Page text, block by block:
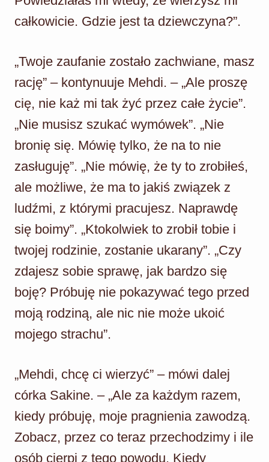
całkowicie. Gdzie jest ta dziewczyna?”.
„Twoje zaufanie zostało zachwiane, masz
rację” – kontynuuje Mehdi. – „Ale proszę
cię, nie każ mi tak żyć przez całe życie”.
„Nie musisz szukać wymówek”. „Nie
bronię się. Mówię tylko, że na to nie
zasługuję”. „Nie mówię, że ty to zrobiłeś,
ale możliwe, że ma to jakiś związek z
ludźmi, z którymi pracujesz. Naprawdę
się boimy”. „Ktokolwiek to zrobił tobie i
twojej rodzinie, zostanie ukarany”. „Czy
zdajesz sobie sprawę, jak bardzo się
boję? Próbuję nie pokazywać tego przed
moją rodziną, ale nic nie może ukoić
mojego strachu”.
„Mehdi, chcę ci wierzyć” – mówi dalej
córka Sakine. – „Ale za każdym razem,
kiedy próbuję, moje pragnienia zawodzą.
Zobacz, przez co teraz przechodzimy i ile
osób cierpi z tego powodu. Kiedy